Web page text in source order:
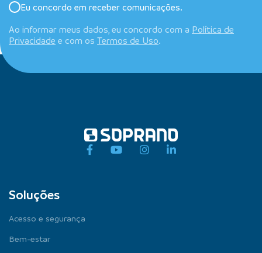
Eu concordo em receber comunicações.
Ao informar meus dados, eu concordo com a Política de
Privacidade e com os Termos de Uso.
Soluções
Acesso e segurança
Bem-estar